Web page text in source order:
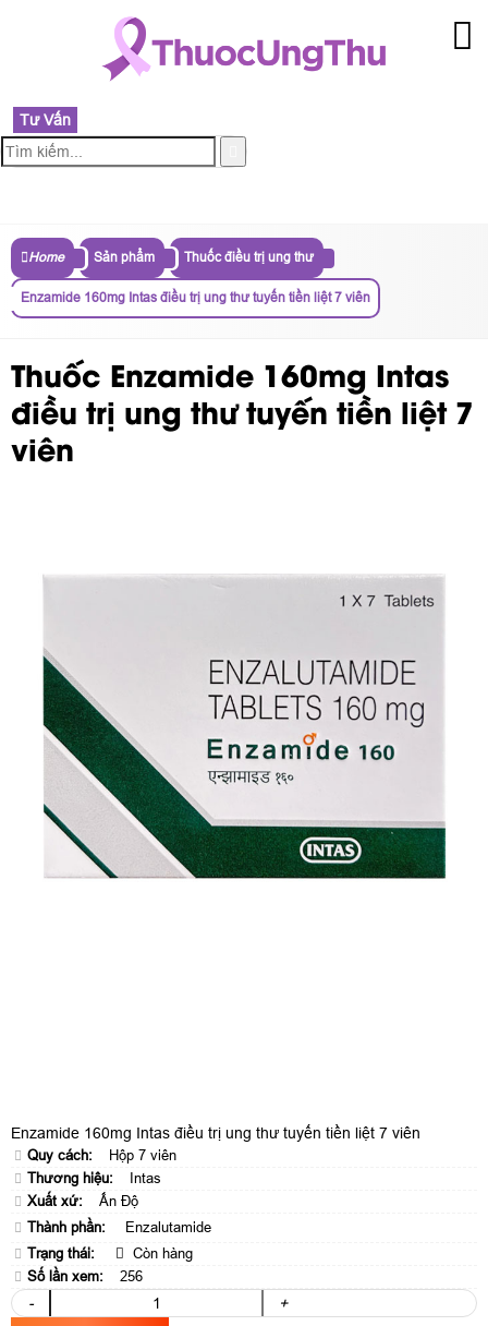
Tư Vấn
Home Sản phẩm Thuốc điều trị ung thư
Enzamide 160mg Intas điều trị ung thư tuyến tiền liệt 7 viên
Thuốc Enzamide 160mg Intas
điều trị ung thư tuyến tiền liệt 7
viên
Enzamide 160mg Intas điều trị ung thư tuyến tiền liệt 7 viên
Quy cách:
Hộp 7 viên
Thương hiệu:
Intas
Xuất xứ:
Ấn Độ
Thành phần:
Enzalutamide
Trạng thái:
Còn hàng
Số lần xem:
256
-
+